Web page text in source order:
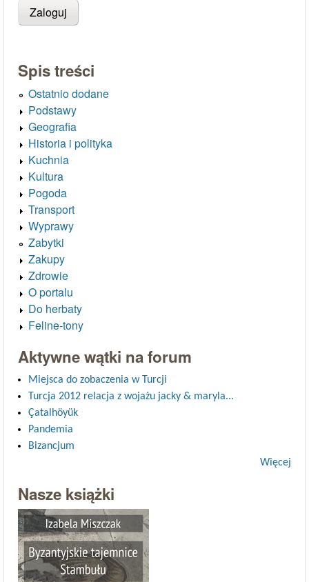
Spis treści
Ostatnio dodane
Podstawy
Geografia
Historia i polityka
Kuchnia
Kultura
Pogoda
Transport
Wyprawy
Zabytki
Zakupy
Zdrowie
O portalu
Do herbaty
Feline-tony
Aktywne wątki na forum
Miejsca do zobaczenia w Turcji
Turcja 2012 relacja z wojażu jacky & maryla...
Çatalhöyük
Pandemia
Bizancjum
Więcej
Nasze książki